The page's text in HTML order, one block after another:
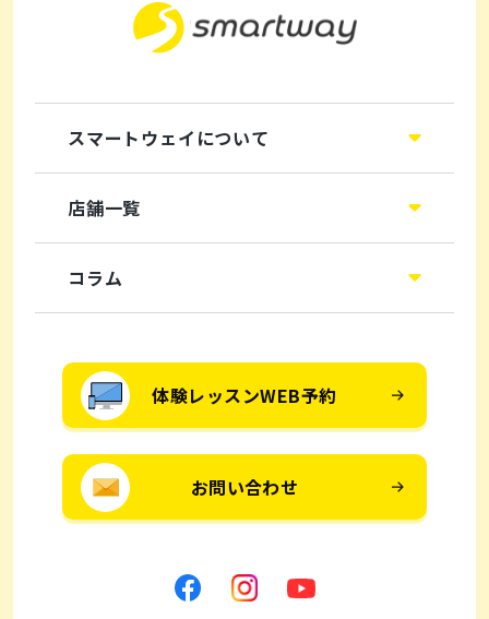
スマートウェイについて
店舗一覧
コラム
体験レッスンWEB予約
お問い合わせ